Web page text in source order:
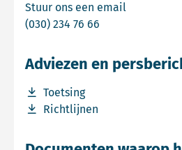
Stuur ons een email
(030) 234 76 66
Adviezen en
Toetsing
Download bestand Toetsing
Richtlijnen
Download bestand Richtlijnen